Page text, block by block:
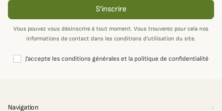
S'inscrire
Vous pouvez vous désinscrire à tout moment. Vous trouverez pour cela nos
informations de contact dans les conditions d'utilisation du site.
J'accepte les conditions générales et la politique de confidentialité
Navigation